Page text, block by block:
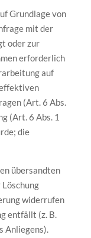
Grundlage von
mit der
oder zur
erforderlich
auf
(Art. 6 Abs.
(Art. 6 Abs. 1
die
übersandten
widerrufen
entfällt (z. B.
Anliegens).